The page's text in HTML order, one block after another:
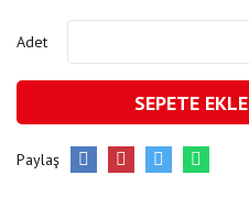
Adet
SEPETE EKLE
Paylaş